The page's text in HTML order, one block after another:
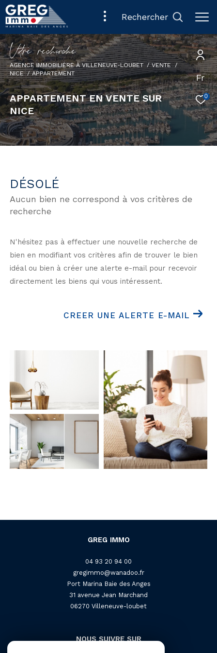
Fr
0
rechercher
Vore recece
AGENCE IMMOBILIÈRE À VILLENEUVE-LOUBET
VENTE
NICE
APPARTEMENT
APPARTEMENT EN VENTE SUR
NICE
DÉSOLÉ
Aucun bien ne correspond à vos critères de
recherche
N'hésitez pas à effectuer une nouvelle recherche de
bien en modifiant vos critères afin de trouver le bien
idéal ou bien à créer une alerte e-mail pour recevoir
directement les biens qui vous intéressent.
CREER UNE ALERTE E-MAIL
GREG IMMO
04 93 20 94 00
gregimmo@wanadoo.fr
Port Marina Baie des Anges
31 avenue Jean Marchand
06270
villeneuve-loubet
NOUS SUIVRE SUR